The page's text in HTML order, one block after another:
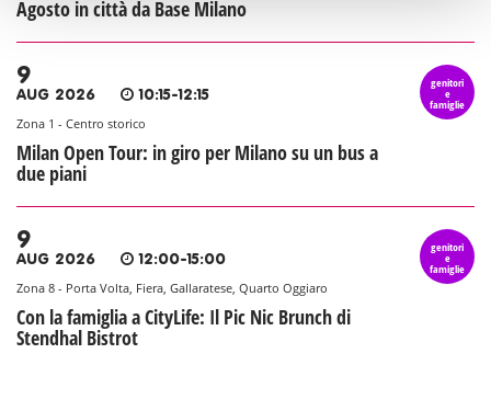
Agosto in città da Base Milano
9
AUG 2026 10:15-12:15
Zona 1 - Centro storico
Milan Open Tour: in giro per Milano su un bus a
due piani
genitori
e
famiglie
9
AUG 2026 12:00-15:00
Zona 8 - Porta Volta, Fiera, Gallaratese, Quarto Oggiaro
Con la famiglia a CityLife: Il Pic Nic Brunch di
Stendhal Bistrot
genitori
e
famiglie